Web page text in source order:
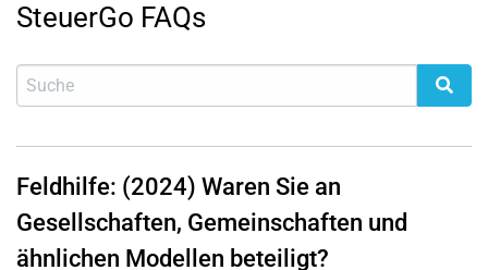
SteuerGo FAQs
Feldhilfe: (2024) Waren Sie an
Gesellschaften, Gemeinschaften und
ähnlichen Modellen beteiligt?